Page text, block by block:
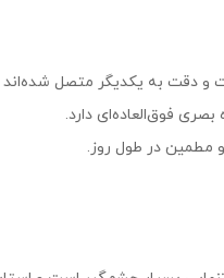
دقت به یکدیگر متصل شده‌اند
فوق‌العاده‌ای دارد.
و مطمین در طول روز.